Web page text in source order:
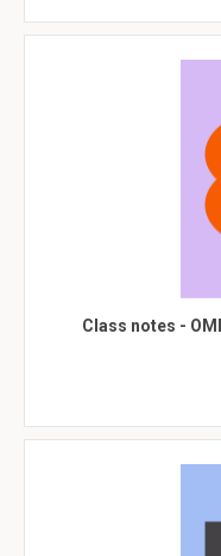
Class notes -